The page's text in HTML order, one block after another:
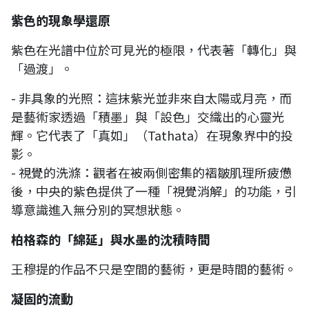
紫色的現象學還原
紫色在光譜中位於可見光的極限，代表著「轉化」與
「過渡」。
- 非具象的光照：這抹紫光並非來自太陽或月亮，而
是藝術家透過「積墨」與「設色」交織出的心靈光
輝。它代表了「真如」（Tathata）在現象界中的投
影。
- 視覺的洗滌：觀者在被兩側密集的褶皺肌理所疲憊
後，中央的紫色提供了一種「視覺消解」的功能，引
導意識進入無分別的冥想狀態。
柏格森的「綿延」與水墨的沈積時間
王穆提的作品不只是空間的藝術，更是時間的藝術。
凝固的流動